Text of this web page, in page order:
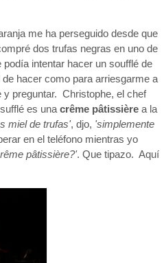
me ha perseguido desde que
dos trufas negras en uno de
intentar hacer un soufflé de
hacer como para arriesgarme a
preguntar. Christophe, el chef
es una crême pâtissière a la
miel de trufas', djo, 'simplemente
en el teléfono mientras yo
pâtissière?'. Que tipazo. Aquí